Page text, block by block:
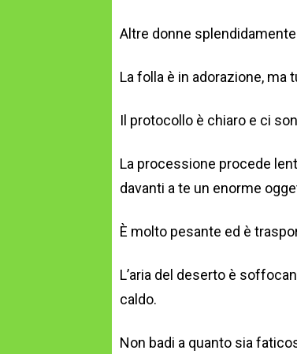
Altre donne
La folla è in adorazione, ma
Il protocollo è chiaro e ci
La processione procede
davanti a te un enorme
È molto pesante ed è
L’aria del deserto è
caldo.
Non badi a quanto sia